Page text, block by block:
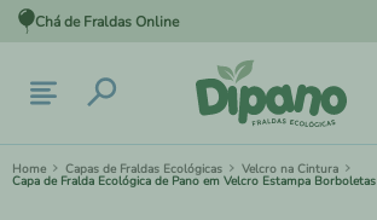
Chá de Fraldas Online
Capas de Fraldas Ecológicas Velcro na Cintura
Capa de Fralda Ecológica de Pano em Velcro Estampa Borboletas